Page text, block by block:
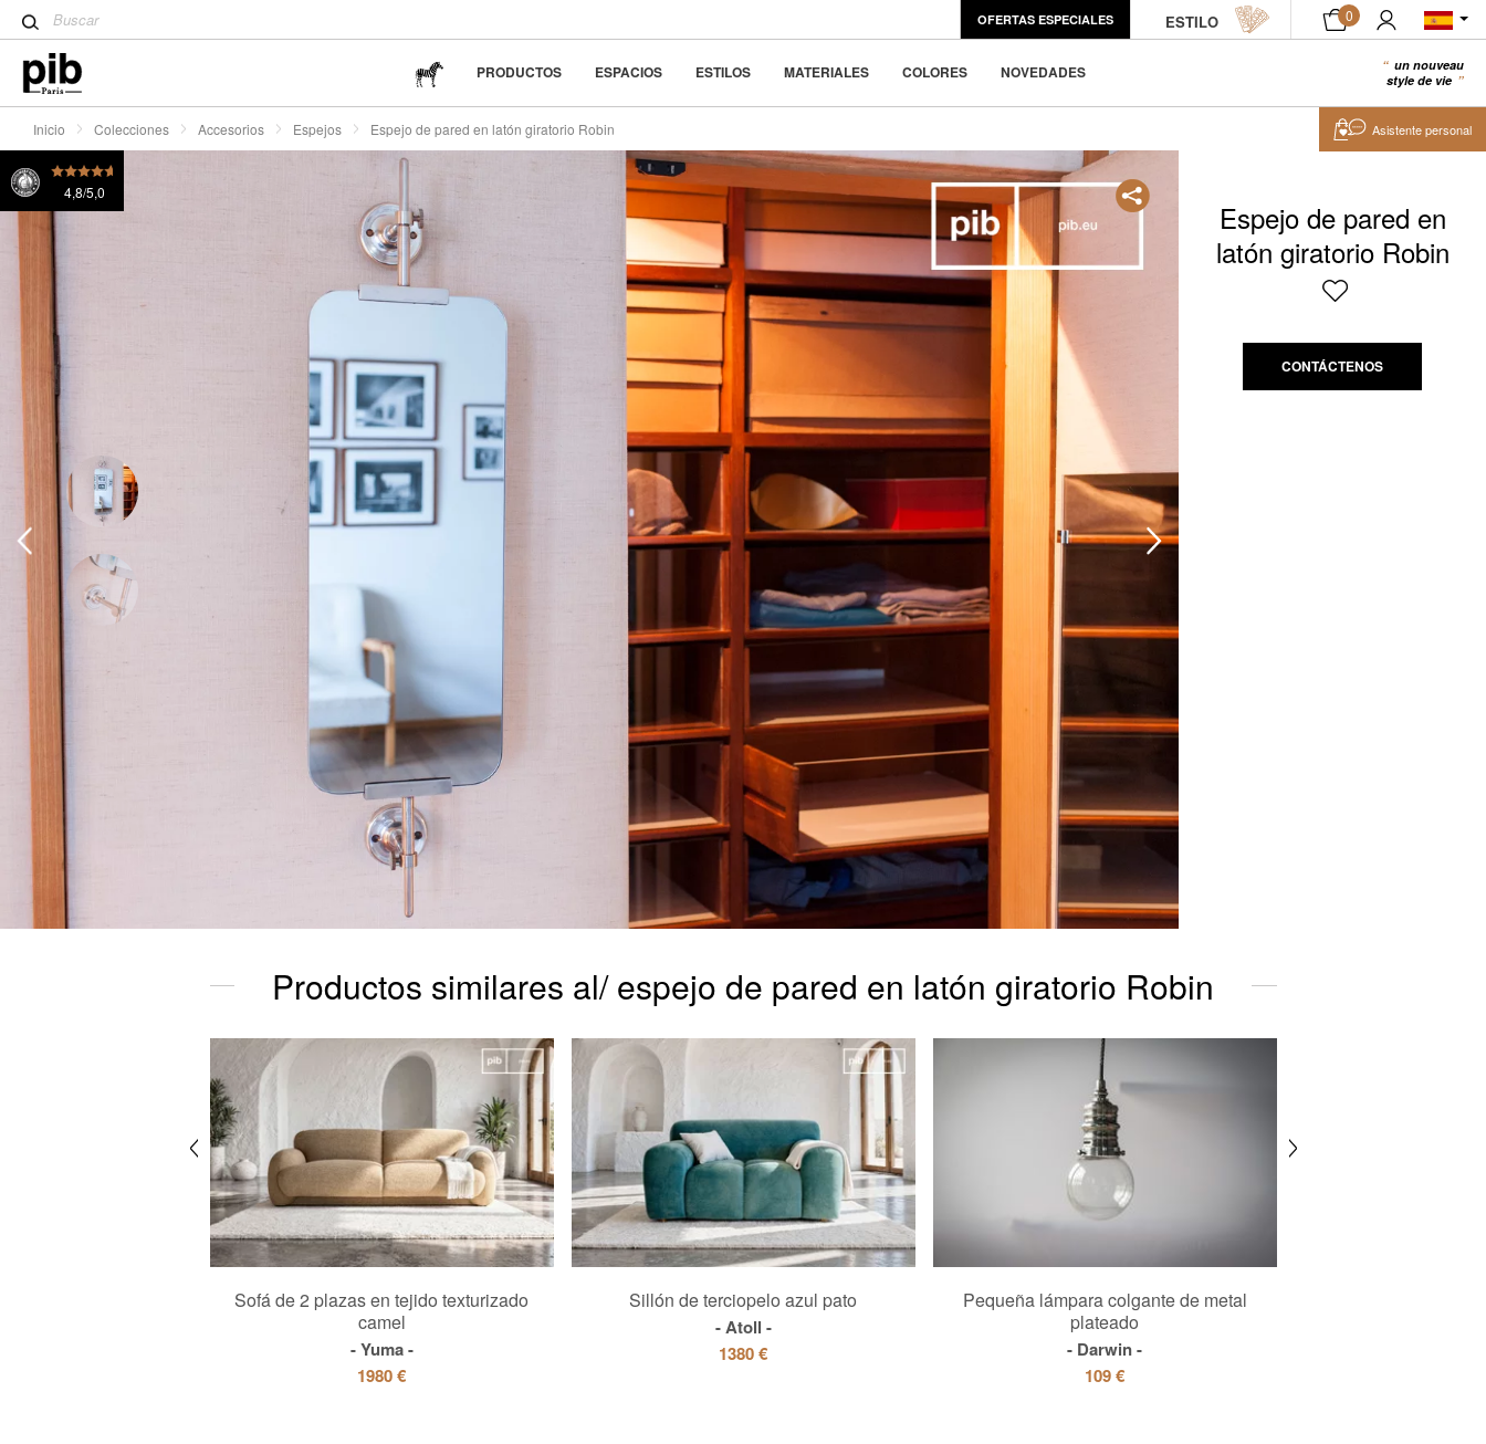
OFERTAS ESPECIALES ESTILO 0
Wabi-Sabi: el arte de encontrar la belleza en la
PRODUCTOS ESPACIOS ESTILOS MATERIALES COLORES NOVEDADES
un nouveau
style de vie
Inicio Colecciones Accesorios Espejos Espejo de pared en latón giratorio Robin
Espejo de pared en
latón giratorio Robin
CONTÁCTENOS
Productos similares al/ espejo de pared en latón giratorio Robin
Sofá de 2 plazas en tejido texturizado
camel
Yuma
1980 €
Sillón de terciopelo azul pato
Atoll
1380 €
Pequeña lámpara colgante de metal
plateado
Darwin
109 €
4,8/5,0
Asistente personal